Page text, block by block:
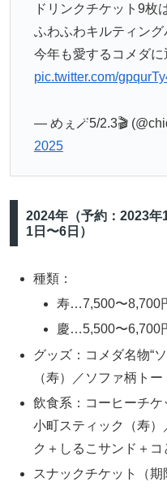
ドリンクチケット9枚
ふわふわキルティン
今年も愛するコメダ
pic.twitter.com/
— めぇ🪄5/2.3🎬
2025
2024年（予約：2023年
1日〜6日）
種類：
寿…7,500〜8,700
慶…5,500〜6,700
グッズ：コメダ名物“
（寿）／ソファ柄トー
飲食系：コーヒーチ
小町スティック（寿
ク＋しるこサンド＋コ
スナックチケット（期